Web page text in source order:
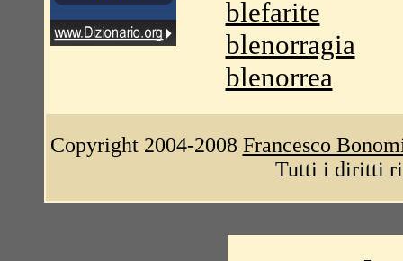
blefarite
blenorragia
blenorrea
Copyright 2004-2008 Francesco
Tutti i diritti